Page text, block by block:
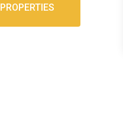
PROPERTIES